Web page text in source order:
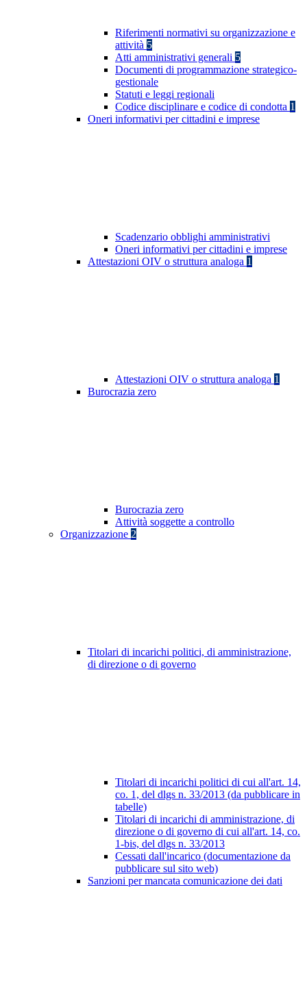
Riferimenti normativi su organizzazione e
attività 5
Atti amministrativi generali 5
Documenti di programmazione strategico-
gestionale
Statuti e leggi regionali
Codice disciplinare e codice di condotta 1
Oneri informativi per cittadini e imprese
Scadenzario obblighi amministrativi
Oneri informativi per cittadini e imprese
Attestazioni OIV o struttura analoga 1
Attestazioni OIV o struttura analoga 1
Burocrazia zero
Burocrazia zero
Attività soggette a controllo
Organizzazione 2
Titolari di incarichi politici, di amministrazione,
di direzione o di governo
Titolari di incarichi politici di cui all'art. 14,
co. 1, del dlgs n. 33/2013 (da pubblicare in
tabelle)
Titolari di incarichi di amministrazione, di
direzione o di governo di cui all'art. 14, co.
1-bis, del dlgs n. 33/2013
Cessati dall'incarico (documentazione da
pubblicare sul sito web)
Sanzioni per mancata comunicazione dei dati